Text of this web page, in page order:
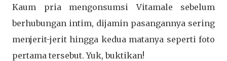
Kaum pria mengonsumsi Vitamale sebelum
berhubungan intim, dijamin pasangannya sering
menjerit-jerit hingga kedua matanya seperti foto
pertama tersebut. Yuk, buktikan!